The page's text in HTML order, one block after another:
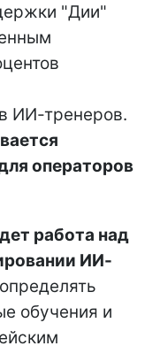
"Дии"
ИИ-тренеров.
операторов
работа над
ИИ-
обучения и